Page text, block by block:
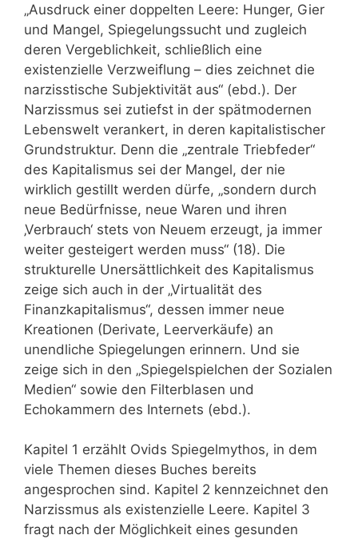
„Ausdruck einer doppelten Leere: Hunger, Gier
und Mangel, Spiegelungssucht und zugleich
deren Vergeblichkeit, schließlich eine
existenzielle Verzweiflung – dies zeichnet die
narzisstische Subjektivität aus“ (ebd.). Der
Narzissmus sei zutiefst in der spätmodernen
Lebenswelt verankert, in deren kapitalistischer
Grundstruktur. Denn die „zentrale Triebfeder“
des Kapitalismus sei der Mangel, der nie
wirklich gestillt werden dürfe, „sondern durch
neue Bedürfnisse, neue Waren und ihren
‚Verbrauch‘ stets von Neuem erzeugt, ja immer
weiter gesteigert werden muss“ (18). Die
strukturelle Unersättlichkeit des Kapitalismus
zeige sich auch in der „Virtualität des
Finanzkapitalismus“, dessen immer neue
Kreationen (Derivate, Leerverkäufe) an
unendliche Spiegelungen erinnern. Und sie
zeige sich in den „Spiegelspielchen der Sozialen
Medien“ sowie den Filterblasen und
Echokammern des Internets (ebd.).
Kapitel 1 erzählt Ovids Spiegelmythos, in dem
viele Themen dieses Buches bereits
angesprochen sind. Kapitel 2 kennzeichnet den
Narzissmus als existenzielle Leere. Kapitel 3
fragt nach der Möglichkeit eines gesunden